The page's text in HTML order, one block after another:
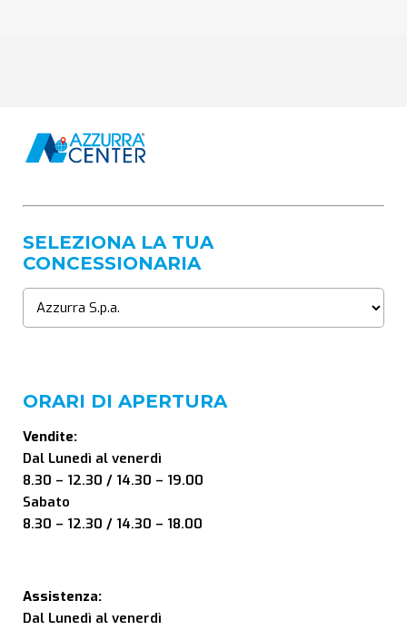
SELEZIONA LA TUA
CONCESSIONARIA
ORARI DI APERTURA
Vendite:
Dal Lunedì al venerdì
8.30 – 12.30 / 14.30 – 19.00
Sabato
8.30 – 12.30 / 14.30 – 18.00
Assistenza:
Dal Lunedì al venerdì